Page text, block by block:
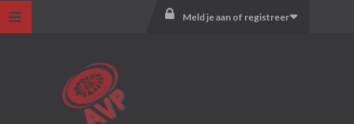
Meld je aan of registreer